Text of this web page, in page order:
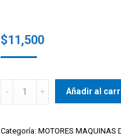
$11,500
Varilla
quantity
Añadir al
Categoría: MOTORES MAQUINAS